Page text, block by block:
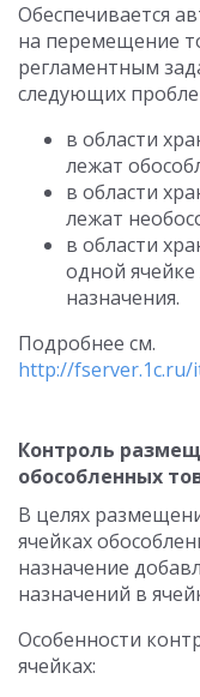
Обеспечивается
на перемещение
регламентным
следующих
в области
лежат
в области
лежат
в области
одной
назначения.
Подробнее см.
http://
Контроль
обособленных
В целях
ячейках
назначение
назначений в
Особенности
ячейках: